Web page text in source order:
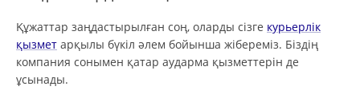
Құжаттар заңдастырылған соң, оларды сізге курьерлік
қызмет арқылы бүкіл әлем бойынша жібереміз. Біздің
компания сонымен қатар аударма қызметтерін де
ұсынады.